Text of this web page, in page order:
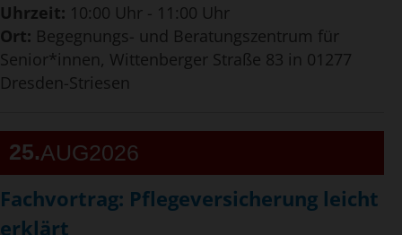
Uhrzeit: 10:00 Uhr - 11:00 Uhr
Ort: Begegnungs- und Beratungszentrum für
Senior*innen, Wittenberger Straße 83 in 01277
Dresden-Striesen
25 AUG2026
Fachvortrag: Pflegeversicherung leicht
erklärt